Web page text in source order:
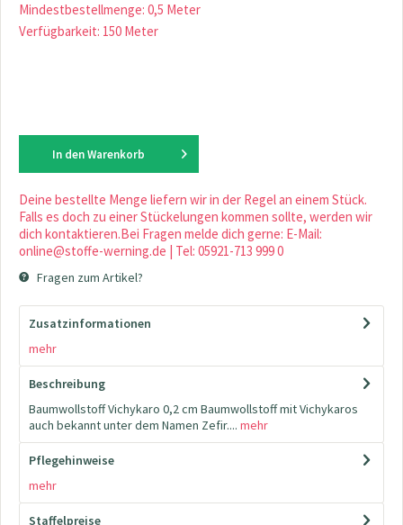
Mindestbestellmenge: 0,5 Meter
Verfügbarkeit: 150 Meter
In den Warenkorb
Deine bestellte Menge liefern wir in der Regel an einem Stück.
Falls es doch zu einer Stückelungen kommen sollte, werden wir
dich kontaktieren.Bei Fragen melde dich gerne: E-Mail:
online@stoffe-werning.de | Tel: 05921-713 999 0
Fragen zum Artikel?
Zusatzinformationen
mehr
Beschreibung
Baumwollstoff Vichykaro 0,2 cm Baumwollstoff mit Vichykaros
auch bekannt unter dem Namen Zefir.... mehr
Pflegehinweise
mehr
Staffelpreise